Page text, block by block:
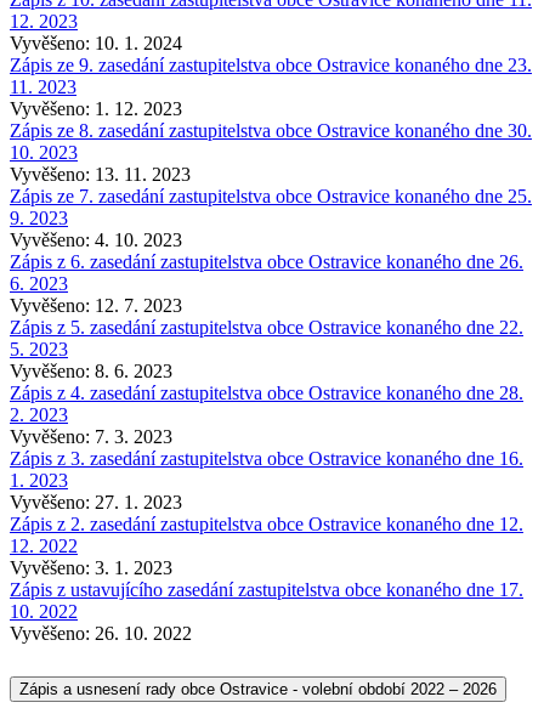
12. 2023
Vyvěšeno: 10. 1. 2024
Zápis ze 9. zasedání zastupitelstva obce Ostravice konaného dne 23.
11. 2023
Vyvěšeno: 1. 12. 2023
Zápis ze 8. zasedání zastupitelstva obce Ostravice konaného dne 30.
10. 2023
Vyvěšeno: 13. 11. 2023
Zápis ze 7. zasedání zastupitelstva obce Ostravice konaného dne 25.
9. 2023
Vyvěšeno: 4. 10. 2023
Zápis z 6. zasedání zastupitelstva obce Ostravice konaného dne 26.
6. 2023
Vyvěšeno: 12. 7. 2023
Zápis z 5. zasedání zastupitelstva obce Ostravice konaného dne 22.
5. 2023
Vyvěšeno: 8. 6. 2023
Zápis z 4. zasedání zastupitelstva obce Ostravice konaného dne 28.
2. 2023
Vyvěšeno: 7. 3. 2023
Zápis z 3. zasedání zastupitelstva obce Ostravice konaného dne 16.
1. 2023
Vyvěšeno: 27. 1. 2023
Zápis z 2. zasedání zastupitelstva obce Ostravice konaného dne 12.
12. 2022
Vyvěšeno: 3. 1. 2023
Zápis z ustavujícího zasedání zastupitelstva obce konaného dne 17.
10. 2022
Vyvěšeno: 26. 10. 2022
Zápis a usnesení rady obce Ostravice - volební období 2022 – 2026